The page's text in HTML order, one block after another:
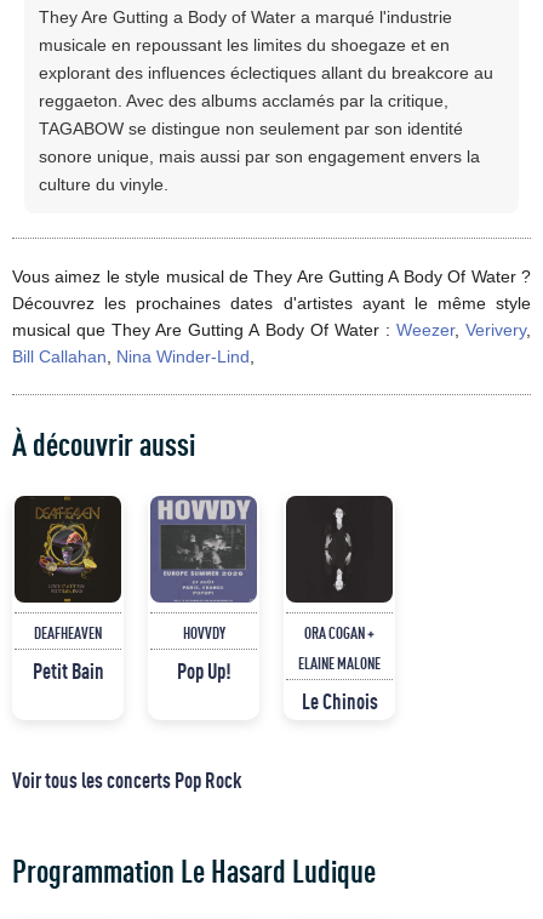
They Are Gutting a Body of Water a marqué l'industrie
musicale en repoussant les limites du shoegaze et en
explorant des influences éclectiques allant du breakcore au
reggaeton. Avec des albums acclamés par la critique,
TAGABOW se distingue non seulement par son identité
sonore unique, mais aussi par son engagement envers la
culture du vinyle.
Vous aimez le style musical de They Are Gutting A Body Of Water ?
Découvrez les prochaines dates d'artistes ayant le même style
musical que They Are Gutting A Body Of Water : Weezer,Verivery,
Bill Callahan
Nina Winder-Lind
À découvrir aussi
DEAFHEAVEN
Petit Bain
HOVVDY
Pop Up!
ORA COGAN +
ELAINE MALONE
Le Chinois
Voir tous les concerts Pop Rock
Programmation Le Hasard Ludique